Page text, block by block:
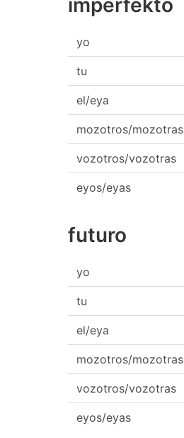
imperfekto
yo
tu
el/eya
mozotros/mozotras
vozotros/vozotras
eyos/eyas
futuro
yo
tu
el/eya
mozotros/mozotras
vozotros/vozotras
eyos/eyas